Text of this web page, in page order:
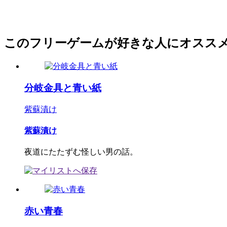
このフリーゲームが好きな人にオスス
分岐金具と青い紙
紫蘇漬け
紫蘇漬け
夜道にたたずむ怪しい男の話。
赤い青春